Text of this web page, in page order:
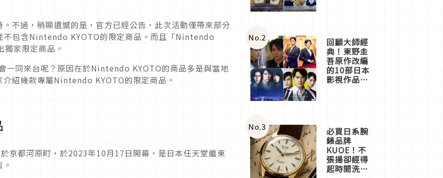
不過，稍顯遺憾的是，官方已經公告，此次活動僅帶來部分
包含Nintendo KYOTO的限定商品。而且「Nintendo
家限定商品。
一同來台呢？原因在於Nintendo KYOTO的商品多是與當地
紹幾款專屬Nintendo KYOTO的限定商品。
京都河原町，於2023年10月17日開幕，是日本任天堂繼東
店3分即達
No.2 回顧大師經
典！東野圭
吾原作改編
的10部日本
影視作品推
No.3 必買日系腕
錶品牌
KUOE！不
張揚卻經得
起時間洗鍊